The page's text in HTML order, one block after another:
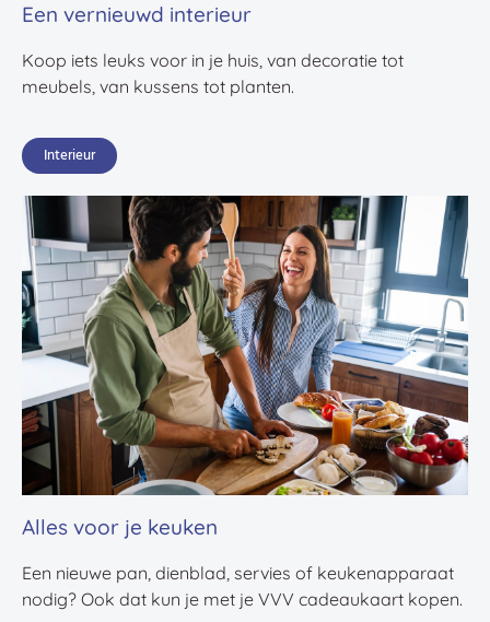
Een vernieuwd interieur
Koop iets leuks voor in je huis, van decoratie tot
meubels, van kussens tot planten.
Interieur
Alles voor je keuken
Een nieuwe pan, dienblad, servies of keukenapparaat
nodig? Ook dat kun je met je VVV cadeaukaart kopen.